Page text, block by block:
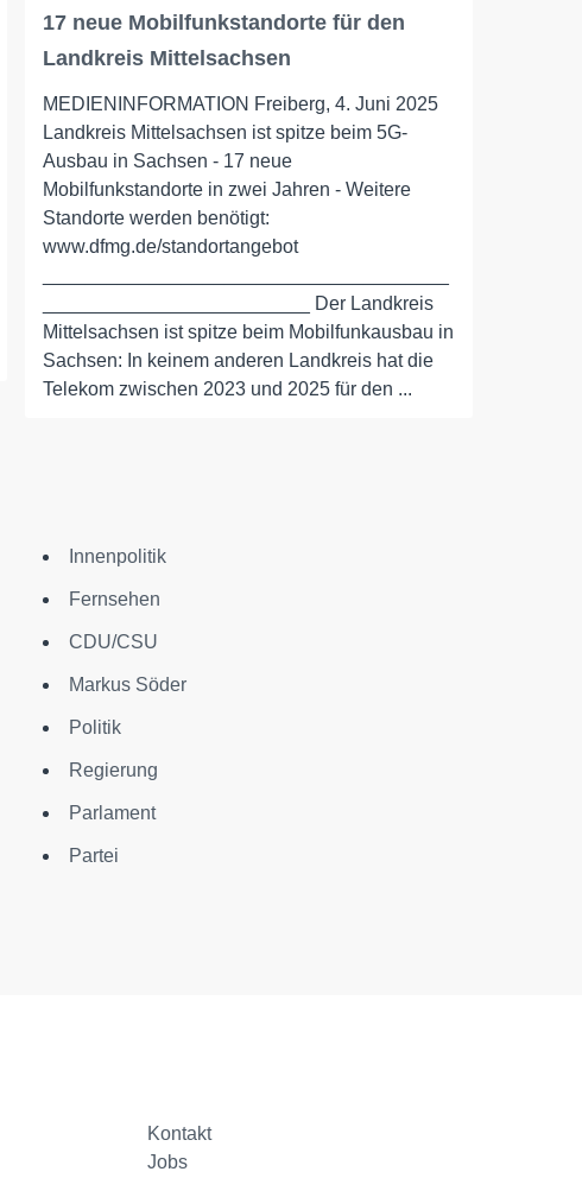
17 neue Mobilfunkstandorte für den
Landkreis Mittelsachsen
MEDIENINFORMATION Freiberg, 4. Juni 2025
Landkreis Mittelsachsen ist spitze beim 5G-
Ausbau in Sachsen - 17 neue
Mobilfunkstandorte in zwei Jahren - Weitere
Standorte werden benötigt:
www.dfmg.de/standortangebot
_________________________ Der Landkreis
Mittelsachsen ist spitze beim Mobilfunkausbau in
Sachsen: In keinem anderen Landkreis hat die
Telekom zwischen 2023 und 2025 für den ...
Innenpolitik
Fernsehen
CDU/CSU
Markus Söder
Politik
Regierung
Parlament
Partei
Kontakt
Jobs